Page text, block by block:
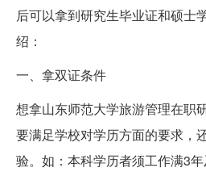
后可以拿到研究生毕业证和硕士
绍：
一、拿双证条件
想拿山东师范大学旅游管理在职
要满足学校对学历方面的要求，
验。如：本科学历者须工作满3